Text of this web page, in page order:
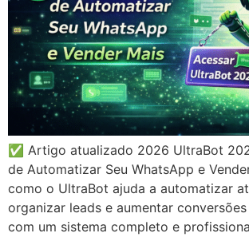
✅ Artigo atualizado 2026 UltraBot
de Automatizar Seu WhatsApp e
como o UltraBot ajuda a automatizar
organizar leads e aumentar
com um sistema completo e